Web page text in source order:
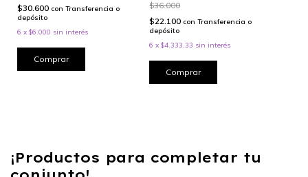
$30.600 con Transferencia o
depósito
6 x $6.000 sin interés
Comprar
$36.000
$22.100 con Transferencia o
depósito
6 x$4.333,33 sin interés
Comprar
¡Productos para completar tu